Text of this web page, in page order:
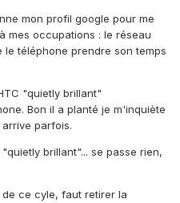
mon profil google pour me
mes occupations : le réseau
le téléphone prendre son temps
"quietly brillant"
Bon il a planté je m'inquiète
parfois.
brillant"... se passe rien,
ce cyle, faut retirer la